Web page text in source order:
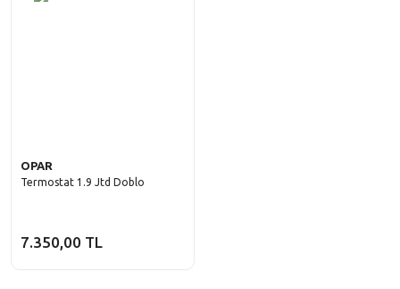
OPAR
Termostat 1.9 Jtd Doblo
7.350,00 TL